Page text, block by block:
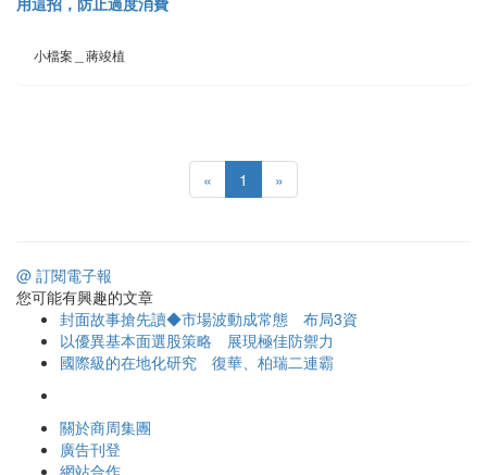
小檔案＿蔣竣植
« 1 »
@ 訂閱電子報
您可能有興趣的文章
封面故事搶先讀◆市場波動成常態 布局3資
以優異基本面選股策略 展現極佳防禦力
國際級的在地化研究 復華、柏瑞二連霸
關於商周集團
廣告刊登
網站合作